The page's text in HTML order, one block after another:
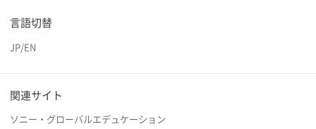
言語切替
JP/EN
関連サイト
ソニー・グローバルエデュケーション